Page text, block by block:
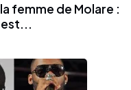
femme de Molare :